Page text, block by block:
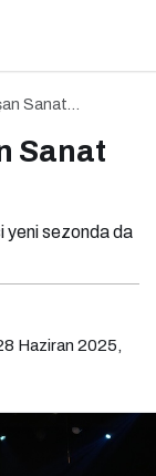
Sanat
Sanat
yeni sezonda da
Haziran 2025,